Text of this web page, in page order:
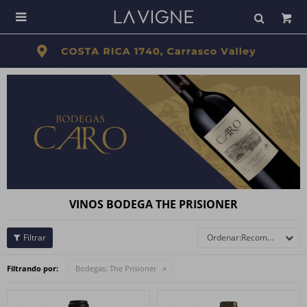

VINOS BODEGA THE PRISIONER
Recomendados
Filtrando por: Bodegas: The Prisioner